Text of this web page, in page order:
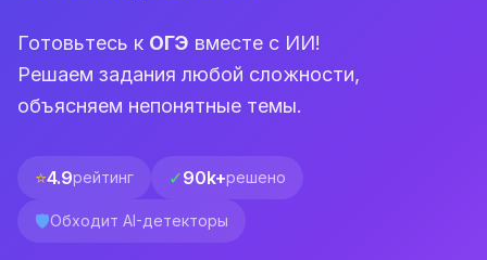
Готовьтесь к ОГЭ вместе с ИИ!
Решаем задания любой сложности,
объясняем непонятные темы.
⭐4.9рейтинг ✓90k+решено
🛡️Обходит AI-детекторы